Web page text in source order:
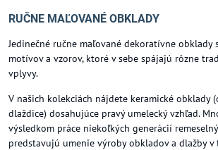
RUČNE MAĽOVANÉ OBKLADY
Jedinečné ručne maľované dekoratívne obklady
motívov a vzorov, ktoré v sebe spájajú rôzne
vplyvy.
V našich kolekciách nájdete keramické obklady
dlaždice) dosahujúce pravý umelecký vzhľad.
výsledkom práce niekoľkých generácií
predstavujú umenie výroby obkladov a dlažby